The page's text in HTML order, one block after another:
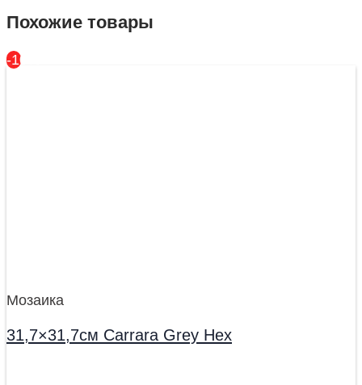
Похожие товары
-10%
Мозаика
31,7×31,7см Carrara Grey Hex